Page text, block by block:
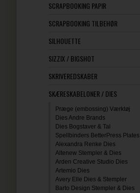
SCRAPBOOKING PAPIR
SCRAPBOOKING TILBEHØR
SILHOUETTE
SIZZIX / BIGSHOT
SKRIVEREDSKABER
SKÆRESKABELONER / DIES
Præge (embossing) Værktøj
Dies Andre Brands
Dies Bogstaver & Tal
Spellbinders BetterPress Plates
Alexandra Renke Dies
Altenew Stempler & Dies
Arden Creative Studio Dies
Artemio Dies
Avery Elle Dies & Stempler
Barto Design Stempler & Dies